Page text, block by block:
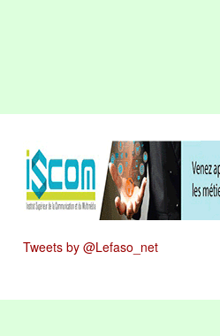
Tweets by @Lefaso_net